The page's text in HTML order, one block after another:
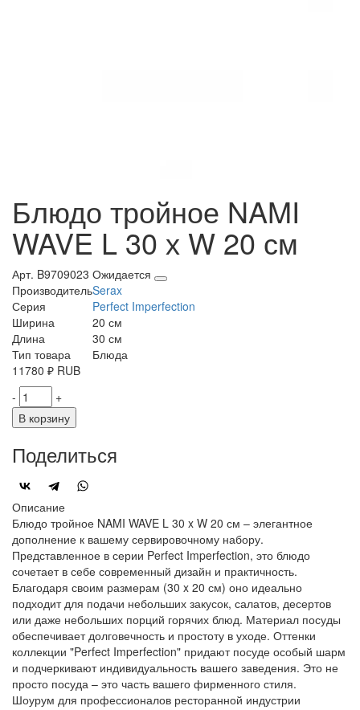
Блюдо тройное NAMI
WAVE L 30 х W 20 см
Арт. B9709023 Ожидается
ПроизводительSerax
Серия
Perfect Imperfection
Ширина
20 см
Длина
30 см
Тип товара
Блюда
11780 ₽ RUB
-
+
В корзину
Поделиться
Описание
Блюдо тройное NAMI WAVE L 30 x W 20 см – элегантное
дополнение к вашему сервировочному набору.
Представленное в серии Perfect Imperfection, это блюдо
сочетает в себе современный дизайн и практичность.
Благодаря своим размерам (30 x 20 см) оно идеально
подходит для подачи небольших закусок, салатов, десертов
или даже небольших порций горячих блюд. Материал посуды
обеспечивает долговечность и простоту в уходе. Оттенки
коллекции "Perfect Imperfection" придают посуде особый шарм
и подчеркивают индивидуальность вашего заведения. Это не
просто посуда – это часть вашего фирменного стиля.
Шоурум для профессионалов ресторанной индустрии